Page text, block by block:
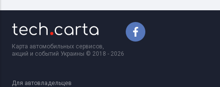
Карта автомобильных сервисов,
акций и событий Украины © 2018 - 2026
Для автовладельцев